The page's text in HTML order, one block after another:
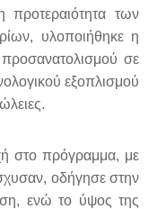
προτεραιότητα των
υλοποιήθηκε η
σε
εξοπλισμού
στο πρόγραμμα, με
οδήγησε στην
ενώ το ύψος της